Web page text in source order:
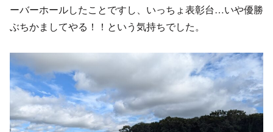
ーバーホールしたことですし、いっちょ表彰台…いや優勝
ぶちかましてやる！！という気持ちでした。